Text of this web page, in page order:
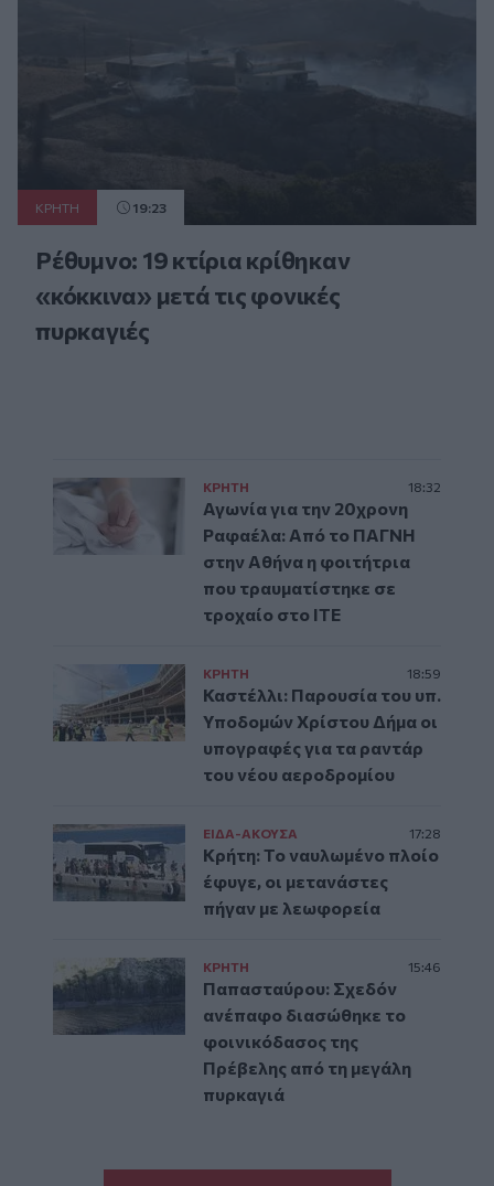
ΚΡΗΤΗ 19:23
Ρέθυμνο: 19 κτίρια κρίθηκαν
«κόκκινα» μετά τις φονικές
πυρκαγιές
ΚΡΗΤΗ 18:32
Αγωνία για την 20χρονη
Ραφαέλα: Από το ΠΑΓΝΗ
στην Αθήνα η φοιτήτρια
που τραυματίστηκε σε
τροχαίο στο ΙΤΕ
ΚΡΗΤΗ 18:59
Καστέλλι: Παρουσία του υπ.
Υποδομών Χρίστου Δήμα οι
υπογραφές για τα ραντάρ
του νέου αεροδρομίου
ΕΙΔΑ-ΑΚΟΥΣΑ 17:28
Κρήτη: Το ναυλωμένο πλοίο
έφυγε, οι μετανάστες
πήγαν με λεωφορεία
ΚΡΗΤΗ 15:46
Παπασταύρου: Σχεδόν
ανέπαφο διασώθηκε το
φοινικόδασος της
Πρέβελης από τη μεγάλη
πυρκαγιά